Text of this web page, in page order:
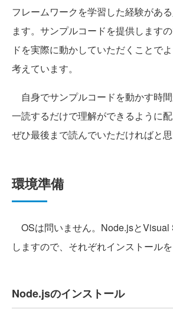
フレームワークを学習した経験があ
ます。サンプルコードを提供します
ドを実際に動かしていただくことで
考えています。
自身でサンプルコードを動かす時
一読するだけで理解ができるように配
ぜひ最後まで読んでいただければと思
環境準備
OSは問いません。Node.jsとVisual
しますので、それぞれインストールを
Node.jsのインストール